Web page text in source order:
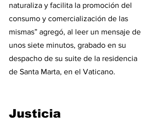
naturaliza y facilita la promoción del
consumo y comercialización de las
mismas” agregó, al leer un mensaje de
unos siete minutos, grabado en su
despacho de su suite de la residencia
de Santa Marta, en el Vaticano.
Justicia